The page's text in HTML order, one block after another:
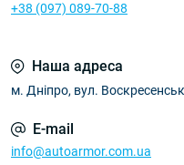
+38 (097) 089-70-88
Наша адреса
м. Дніпро, вул.
E-mail
info@autoarmor.com.ua